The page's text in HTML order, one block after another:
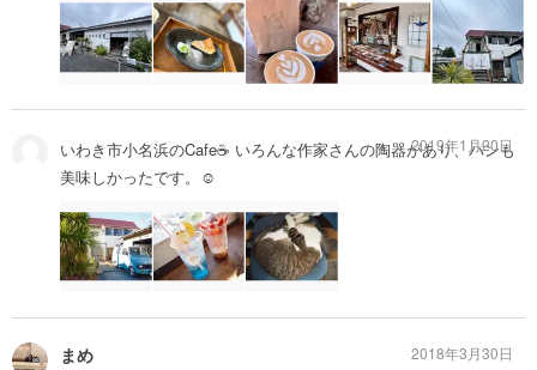
いわき市小名浜のCafe☕️ いろんな作家さんの陶器があり、パンも
美味しかったです。☺︎
2019年1月20日
まめ 2018年3月30日